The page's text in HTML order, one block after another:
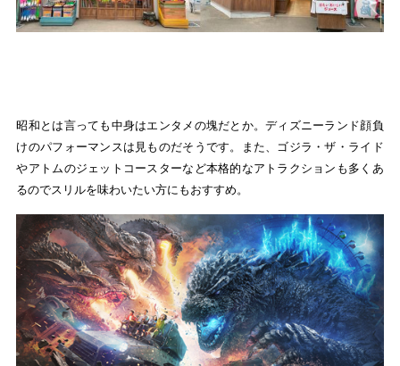
昭和とは言っても中身はエンタメの塊だとか。ディズニーランド顔負
けのパフォーマンスは見ものだそうです。また、ゴジラ・ザ・ライド
やアトムのジェットコースターなど本格的なアトラクションも多くあ
るのでスリルを味わいたい方にもおすすめ。